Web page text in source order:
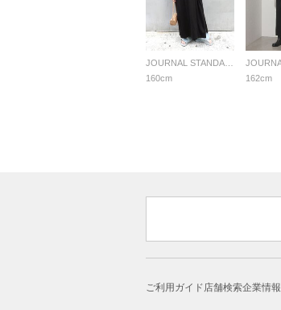
160cm
162cm
ご利用ガイド店舗検索企業情報